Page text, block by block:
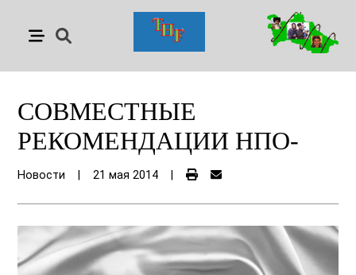
СОВМЕСТНЫЕ
РЕКОМЕНДАЦИИ НПО-
Новости 21 мая 2014